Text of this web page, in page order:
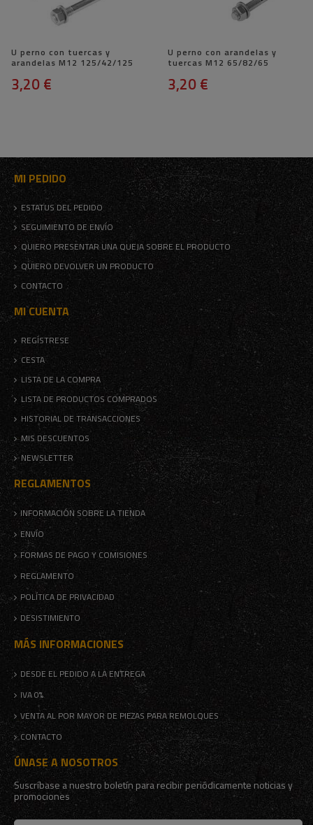
U perno con tuercas y
arandelas M12 125/42/125
3,20 €
U perno con arandelas y
tuercas M12 65/82/65
3,20 €
MI PEDIDO
ESTATUS DEL PEDIDO
SEGUIMIENTO DE ENVÍO
QUIERO PRESENTAR UNA QUEJA SOBRE EL PRODUCTO
QUIERO DEVOLVER UN PRODUCTO
CONTACTO
MI CUENTA
REGÍSTRESE
CESTA
LISTA DE LA COMPRA
LISTA DE PRODUCTOS COMPRADOS
HISTORIAL DE TRANSACCIONES
MIS DESCUENTOS
NEWSLETTER
REGLAMENTOS
INFORMACIÓN SOBRE LA TIENDA
ENVÍO
FORMAS DE PAGO Y COMISIONES
REGLAMENTO
POLÍTICA DE PRIVACIDAD
DESISTIMIENTO
MÁS INFORMACIONES
DESDE EL PEDIDO A LA ENTREGA
IVA 0%
VENTA AL POR MAYOR DE PIEZAS PARA REMOLQUES
CONTACTO
ÚNASE A NOSOTROS
Suscríbase a nuestro boletín para recibir periódicamente noticias y
promociones